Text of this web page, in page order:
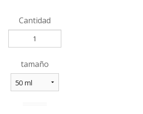
Cantidad
tamaño